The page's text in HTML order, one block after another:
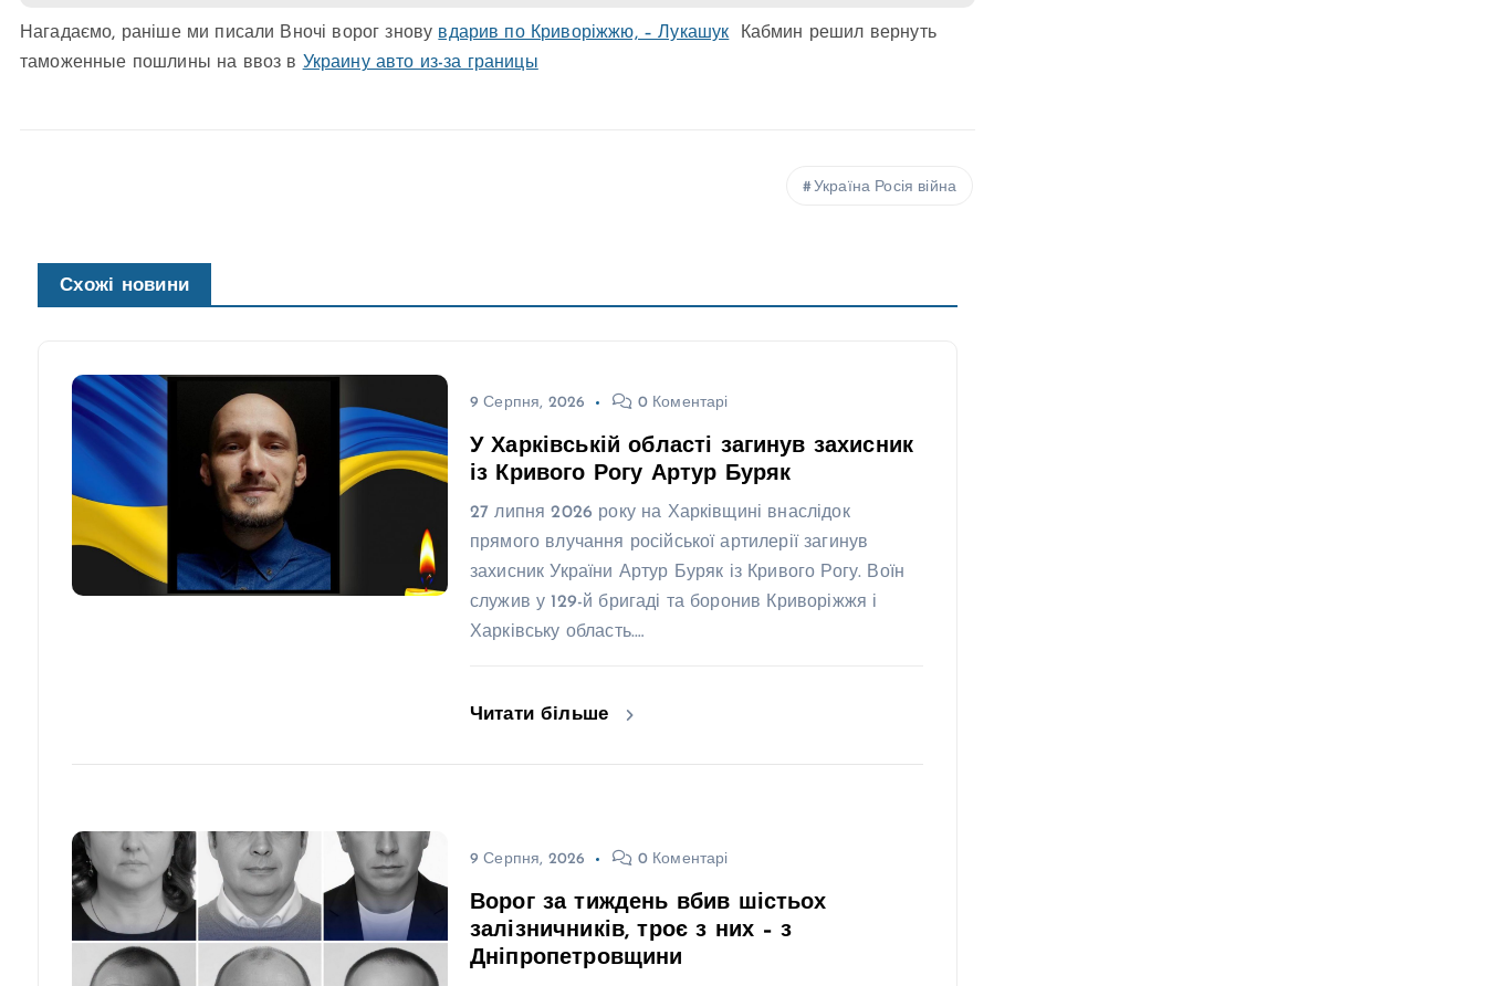
Нагадаємо, раніше ми писали Вночі ворог знову вдарив по Криворіжжю, – Лукашук Кабмин решил вернуть
таможенные пошлины на ввоз в Украину авто из-за границы
Україна Росія війна
Схожі новини
9 Серпня, 2026 0 Коментарі
У Харківській області загинув захисник
із Кривого Рогу Артур Буряк
27 липня 2026 року на Харківщині внаслідок
прямого влучання російської артилерії загинув
захисник України Артур Буряк із Кривого Рогу. Воїн
служив у 129-й бригаді та боронив Криворіжжя і
Харківську область.…
Читати більше
9 Серпня, 2026 0 Коментарі
Ворог за тиждень вбив шістьох
залізничників, троє з них – з
Дніпропетровщини